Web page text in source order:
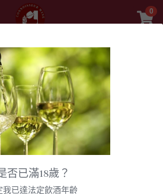
0
選酒
級珍藏
常選酒
選酒
×
商品分類
否已滿18歲？
我已達法定飲酒年齡